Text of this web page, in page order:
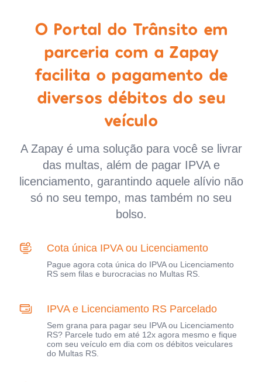
O Portal do Trânsito em
parceria com a Zapay
facilita o pagamento de
diversos débitos do seu
veículo
A Zapay é uma solução para você se livrar
das multas, além de pagar IPVA e
licenciamento, garantindo aquele alívio não
só no seu tempo, mas também no seu
bolso.
Cota única IPVA ou Licenciamento
Pague agora cota única do IPVA ou Licenciamento
RS sem filas e burocracias no Multas RS.
IPVA e Licenciamento RS Parcelado
Sem grana para pagar seu IPVA ou Licenciamento
RS? Parcele tudo em até 12x agora mesmo e fique
com seu veículo em dia com os débitos veiculares
do Multas RS.